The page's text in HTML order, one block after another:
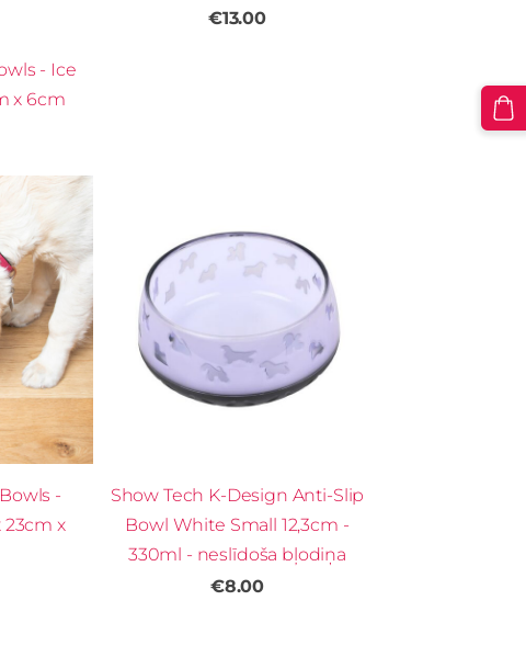
- Ice
x 6cm
€13.00
-
23cm x
Show Tech K-Design Anti-Slip
Bowl White Small 12,3cm -
330ml - neslīdoša bļodiņa
€8.00